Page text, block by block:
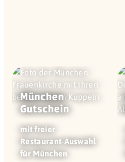
München
Gutschein
mit freier
Restaurant-Auswahl
für München